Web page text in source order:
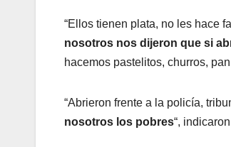
“Ellos tienen plata, no les hace
nosotros nos dijeron que si
hacemos pastelitos, churros,
“Abrieron frente a la policía,
nosotros los pobres“,